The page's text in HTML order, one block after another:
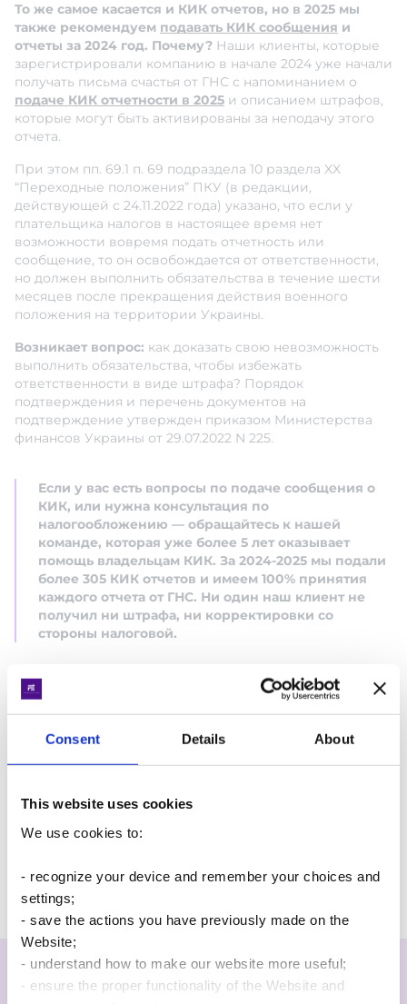
Consent Details About
This website uses cookies
We use cookies to:
- recognize your device and remember your choices and
settings;
- save the actions you have previously made on the
Website;
- understand how to make our website more useful;
- ensure the proper functionality of the Website and
Есть вопросы?
Просто напишите нам
То же самое касается и КИК отчетов, но в 2025 мы
также рекомендуем подавать КИК сообщения и
отчеты за 2024 год. Почему? Наши клиенты, которые
зарегистрировали компанию в начале 2024 уже начали
получать письма счастья от ГНС с напоминанием о
подаче КИК отчетности в 2025 и описанием штрафов,
которые могут быть активированы за неподачу этого
отчета.
При этом пп. 69.1 п. 69 подраздела 10 раздела XX
“Переходные положения” ПКУ (в редакции,
действующей с 24.11.2022 года) указано, что если у
плательщика налогов в настоящее время нет
возможности вовремя подать отчетность или
сообщение, то он освобождается от ответственности,
но должен выполнить обязательства в течение шести
месяцев после прекращения действия военного
положения на территории Украины.
Возникает вопрос: как доказать свою невозможность
выполнить обязательства, чтобы избежать
ответственности в виде штрафа? Порядок
подтверждения и перечень документов на
подтверждение утвержден приказом Министерства
финансов Украины от 29.07.2022 N 225.
Если у вас есть вопросы по подаче сообщения о
КИК, или нужна консультация по
налогообложению — обращайтесь к нашей
команде, которая уже более 5 лет оказывает
помощь владельцам КИК. За 2024-2025 мы подали
более 305 КИК отчетов и имеем 100% принятия
каждого отчета от ГНС. Ни один наш клиент не
получил ни штрафа, ни корректировки со
стороны налоговой.
Работаем с понедельника по пятницу с 9.00 до 19.00.
Для получения консультации отправляйте запрос
Якою мовою Ви хочете
продовжити перегляд